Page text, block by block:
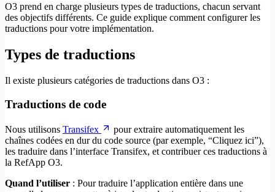
O3 prend en charge plusieurs types de traductions, chacun servant
des objectifs différents. Ce guide explique comment configurer les
traductions pour votre implémentation.
Types de traductions
Il existe plusieurs catégories de traductions dans O3 :
Traductions de code
Nous utilisons Transifex
pour extraire automatiquement les
chaînes codées en dur du code source (par exemple, “Cliquez ici”),
les traduire dans l’interface Transifex, et contribuer ces traductions à
la RefApp O3.
Quand l’utiliser : Pour traduire l’application entière dans une